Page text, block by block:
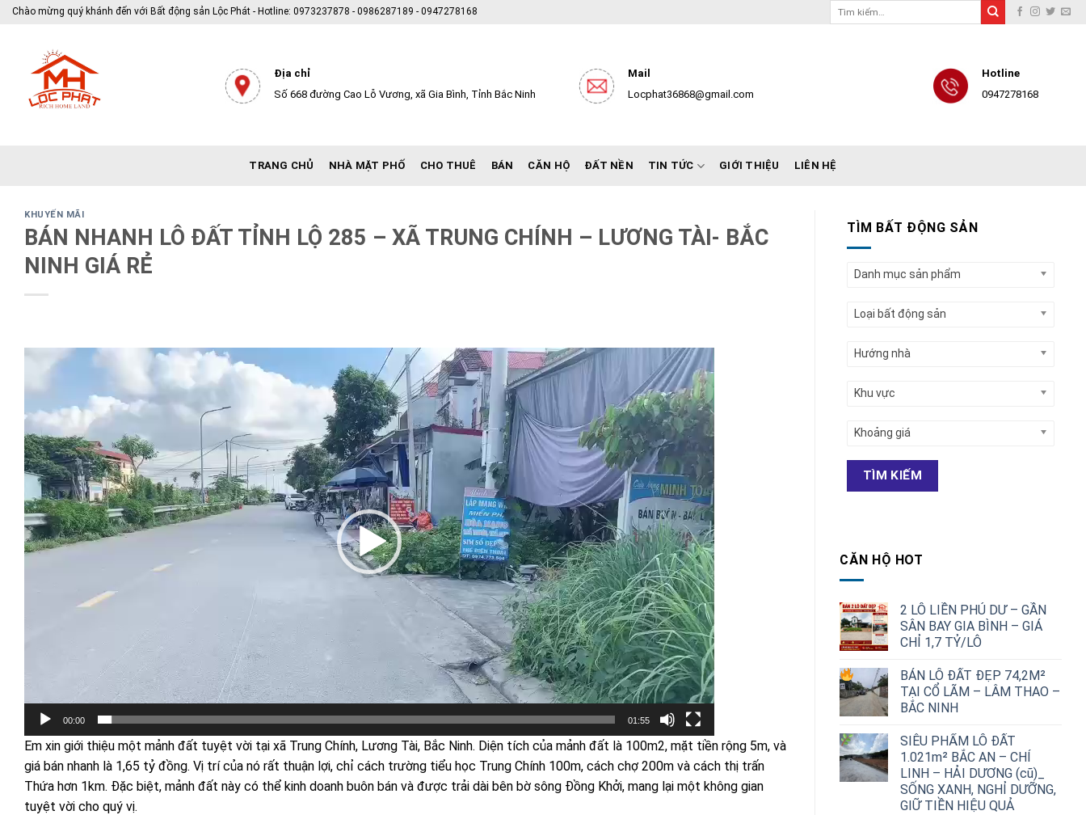
SkipChào mừng quý khánh đến với Bất động sản Lộc Phát - Hotline: 0973237878 - 0986287189 - 0947278168
Địa chỉ
Số 668 đường Cao Lỗ Vương, xã Gia Bình, Tỉnh Bắc Ninh
Mail
Locphat36868@gmail.com
Hotline
0947278168
TRANG CHỦ NHÀ MẶT PHỐ CHO THUÊ BÁN CĂN HỘ ĐẤT NỀN TIN TỨC GIỚI THIỆU LIÊN HỆ
KHUYẾN MÃI
BÁN NHANH LÔ ĐẤT TỈNH LỘ 285 – XÃ TRUNG CHÍNH – LƯƠNG TÀI- BẮC
NINH GIÁ RẺ
00:00 01:55
Em xin giới thiệu một mảnh đất tuyệt vời tại xã Trung Chính, Lương Tài, Bắc Ninh. Diện tích của mảnh đất là 100m2, mặt tiền rộng 5m, và
giá bán nhanh là 1,65 tỷ đồng. Vị trí của nó rất thuận lợi, chỉ cách trường tiểu học Trung Chính 100m, cách chợ 200m và cách thị trấn
Thứa hơn 1km. Đặc biệt, mảnh đất này có thể kinh doanh buôn bán và được trải dài bên bờ sông Đồng Khởi, mang lại một không gian
tuyệt vời cho quý vị.
TÌM BẤT ĐỘNG SẢN
Danh mục sản phẩm
Loại bất động sản
Hướng nhà
Khu vực
Khoảng giá
TÌM KIẾM
CĂN HỘ HOT
2 LÔ LIỀN PHÚ DƯ – GẦN
SÂN BAY GIA BÌNH – GIÁ
CHỈ 1,7 TỶ/LÔ
gốc
là:
2,500,000,000 ₫.
hiện
tại
là:
1,700,000,000 ₫.
BÁN LÔ ĐẤT ĐẸP 74,2M²
TẠI CỔ LÃM – LÂM THAO –
BẮC NINH
SIÊU PHẨM LÔ ĐẤT
1.021m² BẮC AN – CHÍ
LINH – HẢI DƯƠNG (cũ)_
SỐNG XANH, NGHỈ DƯỠNG,
GIỮ TIỀN HIỆU QUẢ